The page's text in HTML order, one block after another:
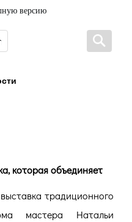
версию
которая объединяет
традиционного
мастера Натальи